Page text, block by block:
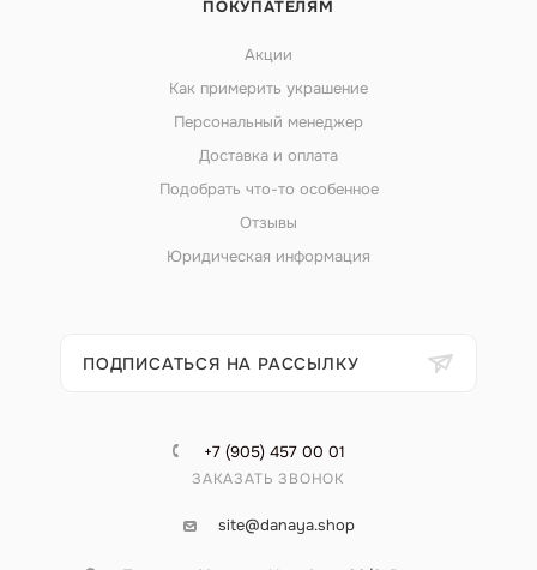
ПОКУПАТЕЛЯМ
Акции
Как примерить украшение
Персональный менеджер
Доставка и оплата
Подобрать что-то особенное
Отзывы
Юридическая информация
ПОДПИСАТЬСЯ НА РАССЫЛКУ
+7 (905) 457 00 01
ЗАКАЗАТЬ ЗВОНОК
site@danaya.shop